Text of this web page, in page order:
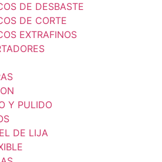
DE DESBASTE
DE CORTE
EXTRAFINOS
Y PULIDO
DE LIJA